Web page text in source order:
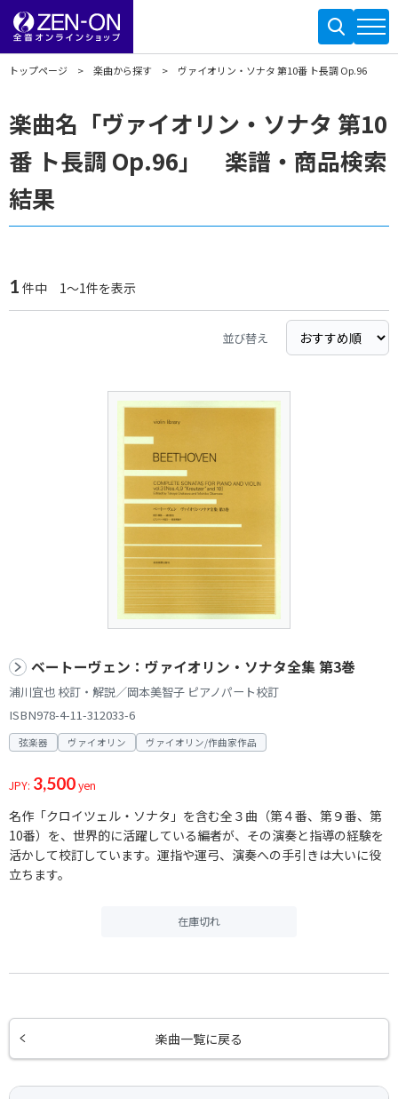
トップページ 楽曲から探す ヴァイオリン・ソナタ 第10番 ト長調 Op.96
楽曲名「ヴァイオリン・ソナタ 第10
番 ト長調 Op.96」 楽譜・商品検索
結果
1 件中 1～1件を表示
並び替え
ベートーヴェン：ヴァイオリン・ソナタ全集 第3巻
浦川宜也 校訂・解説／岡本美智子 ピアノパート校訂
ISBN978-4-11-312033-6
弦楽器 ヴァイオリン ヴァイオリン/作曲家作品
JPY: 3,500yen
名作「クロイツェル・ソナタ」を含む全３曲（第４番、第９番、第
10番）を、世界的に活躍している編者が、その演奏と指導の経験を
活かして校訂しています。運指や運弓、演奏への手引きは大いに役
立ちます。
在庫切れ
楽曲一覧に戻る